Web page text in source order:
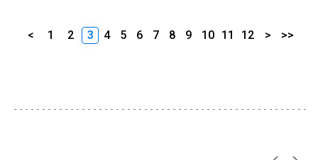
< 1 2 3 4 5 6 7 8 9 10 11 12 > >>